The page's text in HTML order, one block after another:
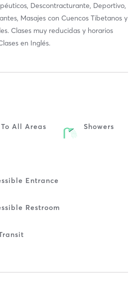
Descontracturante, Deportivo,
Masajes con Cuencos Tibetanos y
Clases muy reducidas y horarios
en Inglés.
All Areas Showers
Entrance
Restroom